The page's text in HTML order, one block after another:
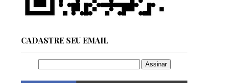
CADASTRE SEU EMAIL